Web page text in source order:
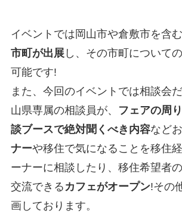
イベントでは岡山市や倉敷市を含む
市町が出展し、その市町について
可能です!
また、今回のイベントでは相談会
山県専属の相談員が、
フェアの周
談ブースで絶対聞くべき内容など
ナーや移住で気になることを移住
ーナーに相談したり、移住希望者
交流できる カフェがオープン!その
画しております。